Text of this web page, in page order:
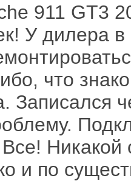
911 GT3
У дилера
что
Записался
Никакой
и по